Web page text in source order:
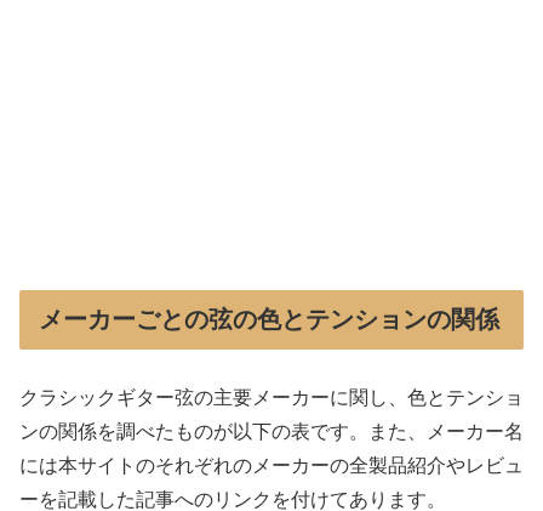
メーカーごとの弦の色とテンションの関係
クラシックギター弦の主要メーカーに関し、色とテンショ
ンの関係を調べたものが以下の表です。また、メーカー名
には本サイトのそれぞれのメーカーの全製品紹介やレビュ
ーを記載した記事へのリンクを付けてあります。